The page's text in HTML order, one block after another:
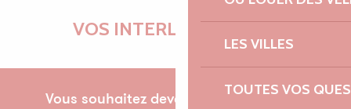
LES VILLES
TOUTES VOS
VOS INTERLOCUTRICES
Vous souhaitez devenir partenaire pour la